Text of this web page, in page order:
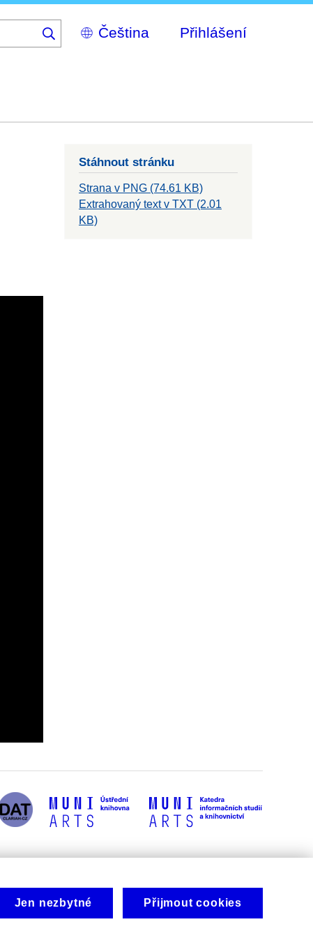
Select
your
Přihlášení
Stáhnout stránku
Strana v PNG (74.61 KB)
Extrahovaný text v TXT (2.01
KB)
Jen nezbytné Přijmout cookies